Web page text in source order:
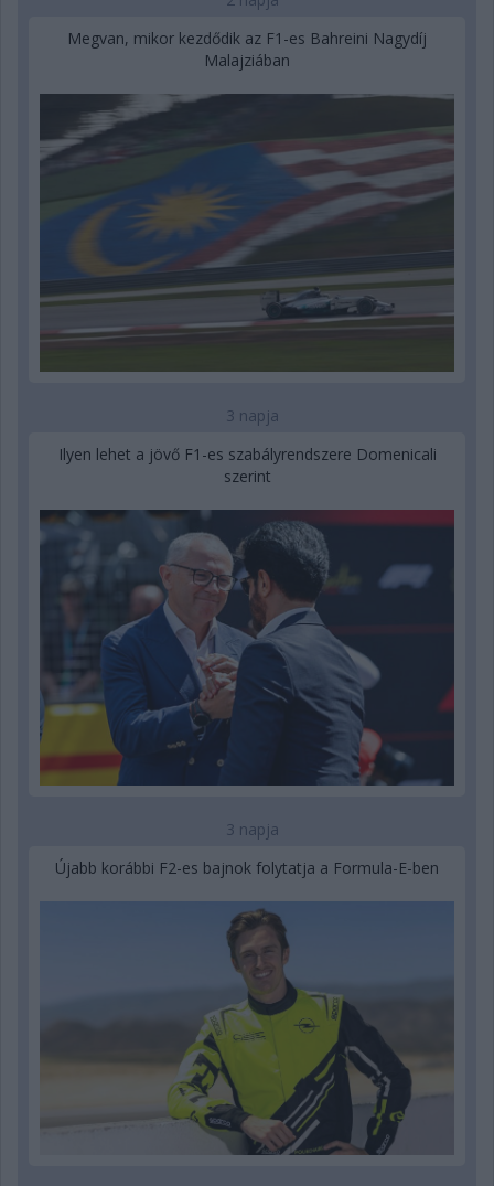
Megvan, mikor kezdődik az F1-es Bahreini Nagydíj
Malajziában
3 napja
Ilyen lehet a jövő F1-es szabályrendszere Domenicali
szerint
3 napja
Újabb korábbi F2-es bajnok folytatja a Formula-E-ben